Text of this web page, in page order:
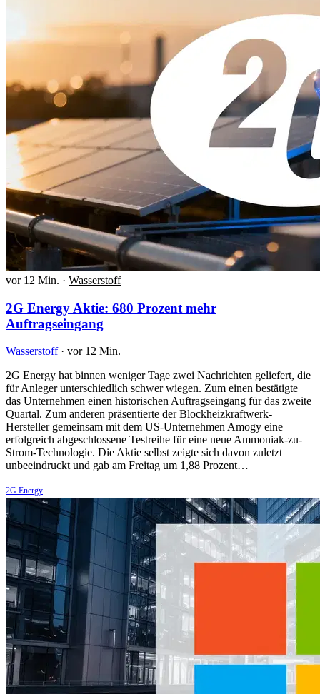
vor 12 Min. · Wasserstoff
2G Energy Aktie: 680 Prozent mehr
Auftragseingang
Wasserstoff · vor 12 Min.
2G Energy hat binnen weniger Tage zwei Nachrichten geliefert, die
für Anleger unterschiedlich schwer wiegen. Zum einen bestätigte
das Unternehmen einen historischen Auftragseingang für das zweite
Quartal. Zum anderen präsentierte der Blockheizkraftwerk-
Hersteller gemeinsam mit dem US-Unternehmen Amogy eine
erfolgreich abgeschlossene Testreihe für eine neue Ammoniak-zu-
Strom-Technologie. Die Aktie selbst zeigte sich davon zuletzt
unbeeindruckt und gab am Freitag um 1,88 Prozent…
2G Energy